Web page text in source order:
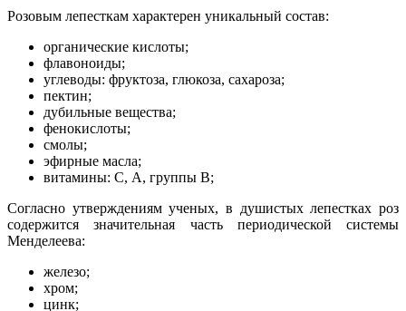
Розовым лепесткам характерен уникальный состав:
органические кислоты;
флавоноиды;
углеводы: фруктоза, глюкоза, сахароза;
пектин;
дубильные вещества;
фенокислоты;
смолы;
эфирные масла;
витамины: С, А, группы В;
Согласно утверждениям ученых, в душистых лепестках роз
содержится значительная часть периодической системы
Менделеева:
железо;
хром;
цинк;